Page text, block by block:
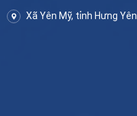
Xã Yên Mỹ, tỉnh Hưng Yên